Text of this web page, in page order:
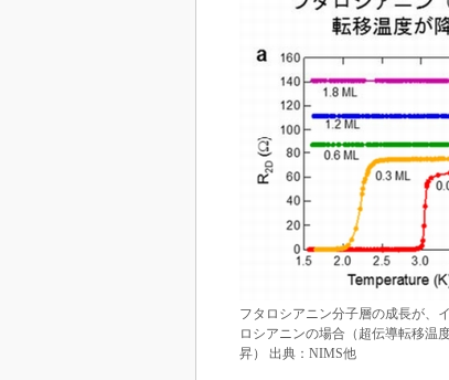
フタロシアニン分子層の成長が、
ロシアニンの場合（超伝導転移温
昇） 出典：NIMS他